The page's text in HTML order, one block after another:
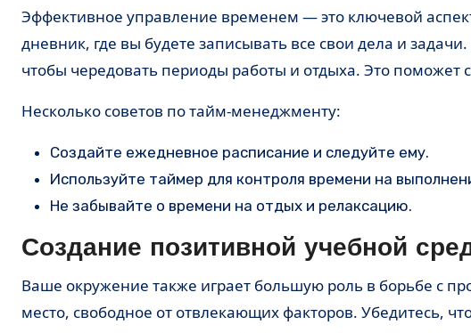
Эффективное управление временем — это ключевой аспект в борьбе с прокрастинацией. Попробуйте вести
дневник, где вы будете записывать все свои дела и
чтобы чередовать периоды работы и отдыха. Это поможет
Несколько советов по тайм-менеджменту:
Создайте ежедневное расписание и следуйте ему.
Используйте таймер для контроля времени на
Не забывайте о времени на отдых и релаксацию.
Создание позитивной учебной
Ваше окружение также играет большую роль в борьбе с прокрастинацией. Обеспечьте себе удобное рабочее
место, свободное от отвлекающих факторов. Убедитесь,